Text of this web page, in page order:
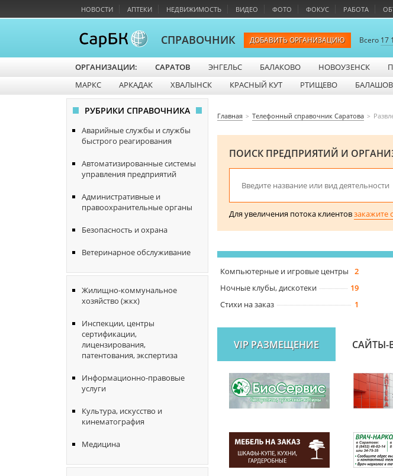
НОВОСТИ АПТЕКИ НЕДВИЖИМОСТЬ ВИДЕО ФОТО ФОКУС РАБОТА
СПРАВОЧНИК ДОБАВИТЬ ОРГАНИЗАЦИЮ Всего 17
ОРГАНИЗАЦИИ: САРАТОВ ЭНГЕЛЬС БАЛАКОВО НОВОУЗЕНСК
МАРКС
АРКАДАК ХВАЛЫНСК КРАСНЫЙ КУТ РТИЩЕВО БАЛАШОВ
РУБРИКИ СПРАВОЧНИКА
Аварийные службы и службы
быстрого реагирования
Автоматизированные системы
управления предприятий
Административные и
правоохранительные органы
Безопасность и охрана
Ветеринарное обслуживание
Жилищно-коммунальное
хозяйство (жкх)
Инспекции, центры
сертификации,
лицензирования,
патентования, экспертиза
Информационно-правовые
услуги
Культура, искусство и
кинематография
Медицина
Главная Телефонный справочник Саратова
ПОИСК ПРЕДПРИЯТИЙ И
Для увеличения потока клиентовзакажите
Компьютерные и игровые центры
2
Ночные клубы, дискотеки
19
Стихи на заказ
1
VIP РАЗМЕЩЕНИЕ САЙТЫ-